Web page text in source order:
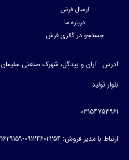
ارسال فرش
درباره ما
جستجو در گالری فرش
آدرس : آران و بیدگل، شهرک صنعتی سلیمان
بلوار تولید
03154753961
ارتباط با مدیر فروش: 09124602254-09131629159